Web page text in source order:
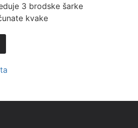
3 brodske šarke
kvake